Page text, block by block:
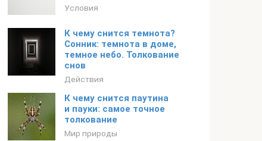
Условия
К чему снится темнота?
Сонник: темнота в доме,
темное небо. Толкование
снов
Действия
К чему снится паутина
и пауки: самое точное
толкование
Мир природы